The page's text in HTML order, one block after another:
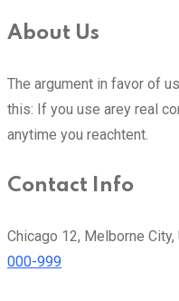
About Us
The argument in favor of
this: If you use arey real
anytime you reachtent.
Contact Info
Chicago 12, Melborne City,
000-999